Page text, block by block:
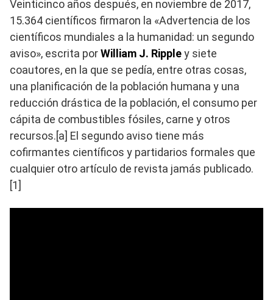
Veinticinco años después, en noviembre de 2017,
15.364 científicos firmaron la «Advertencia de los
científicos mundiales a la humanidad: un segundo
aviso», escrita porWilliam J. Rippley siete
coautores, en la que se pedía, entre otras cosas,
una planificación de la población humana y una
reducción drástica de la población, el consumo per
cápita de combustibles fósiles, carne y otros
recursos.[a] El segundo aviso tiene más
cofirmantes científicos y partidarios formales que
cualquier otro artículo de revista jamás publicado.
[1]